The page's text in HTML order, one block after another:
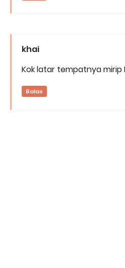
khai
Kok latar tempatnya mirip
Balas